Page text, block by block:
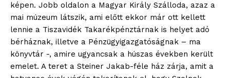
képen. Jobb oldalon a Magyar Király Szálloda, azaz a
mai múzeum látszik, ami előtt ekkor már ott kellett
lennie a Tiszavidék Takarékpénztárnak is helyet adó
bérháznak, illetve a Pénzügyigazgatóságnak – ma
könyvtár -, amire ugyancsak a húszas években került
emelet. A teret a Steiner Jakab-féle ház zárja, amit a